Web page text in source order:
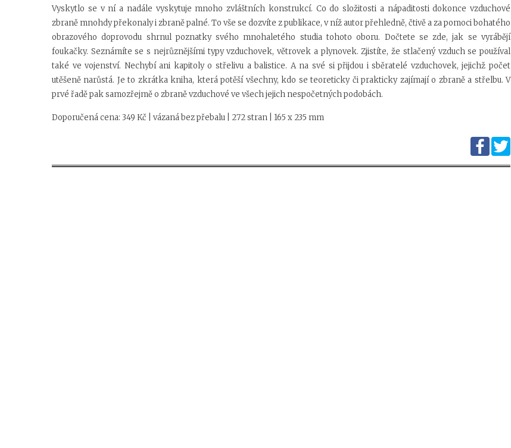
Vyskytlo se v ní a nadále vyskytuje mnoho zvláštních konstrukcí. Co do složitosti a nápaditosti dokonce vzduchové
zbraně mnohdy překonaly i zbraně palné. To vše se dozvíte z publikace, v níž autor přehledně, čtivě a za pomoci bohatého
obrazového doprovodu shrnul poznatky svého mnohaletého studia tohoto oboru. Dočtete se zde, jak se vyrábějí
foukačky. Seznámíte se s nejrůznějšími typy vzduchovek, větrovek a plynovek. Zjistíte, že stlačený vzduch se používal
také ve vojenství. Nechybí ani kapitoly o střelivu a balistice. A na své si přijdou i sběratelé vzduchovek, jejichž počet
utěšeně narůstá. Je to zkrátka kniha, která potěší všechny, kdo se teoreticky či prakticky zajímají o zbraně a střelbu. V
prvé řadě pak samozřejmě o zbraně vzduchové ve všech jejich nespočetných podobách.
Doporučená cena: 349 Kč | vázaná bez přebalu | 272 stran | 165 x 235 mm